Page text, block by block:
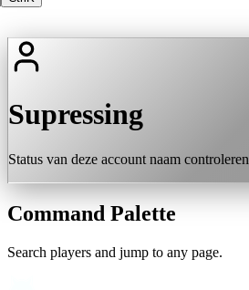
Supressing
Status van deze account naam controleren
Command Palette
Search players and jump to any page.